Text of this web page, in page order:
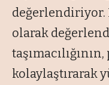
değerlendiriyor.
olarak
kolaylaştırarak